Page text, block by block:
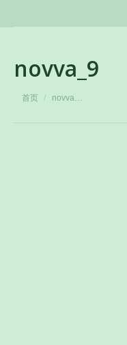
novva_9
您在这里：
首页 novva…